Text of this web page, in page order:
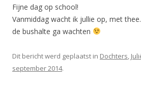
Fijne dag op school!
Vanmiddag wacht ik jullie op, met
de bushalte ga wachten
Dit bericht werd geplaatst in Dochters,
september 2014.